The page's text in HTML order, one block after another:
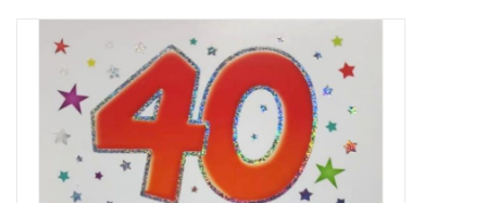
Tuinafdeling
Speelgoed
Seizoenenartikelen